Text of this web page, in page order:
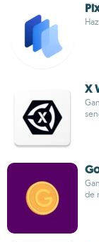
X
de